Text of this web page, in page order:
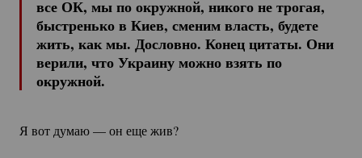
все ОК, мы по окружной, никого не трогая,
быстренько в Киев, сменим власть, будете
жить, как мы. Дословно. Конец цитаты. Они
верили, что Украину можно взять по
окружной.
Я вот думаю — он еще жив?